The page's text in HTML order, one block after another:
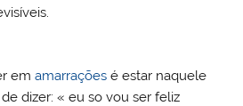
emamarrações é estar naquele
dizer: « eu so vou ser feliz